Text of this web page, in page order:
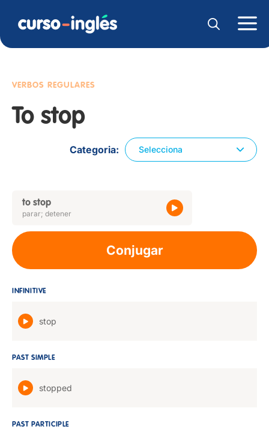
VERBOS REGULARES
To stop
Categoria Selecciona
to stop
parar; detener
Conjugar
INFINITIVE
stop
PAST SIMPLE
stopped
PAST PARTICIPLE